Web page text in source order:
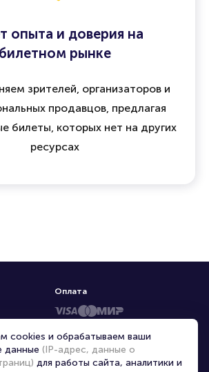
опыта и доверия на
билетном рынке
зрителей, организаторов и
продавцов, предлагая
билеты, которых нет на других
ресурсах
Оплата
cookies и обрабатываем ваши
данные (IP-адрес, данные о
для работы сайта, аналитики и